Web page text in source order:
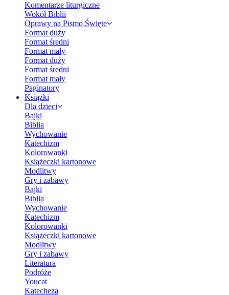
Komentarze liturgiczne
Wokół Biblii
Oprawy na Pismo Święte
Format duży
Format średni
Format mały
Format duży
Format średni
Format mały
Paginatory
Książki
Dla dzieci
Bajki
Biblia
Wychowanie
Katechizm
Kolorowanki
Książeczki kartonowe
Modlitwy
Gry i zabawy
Bajki
Biblia
Wychowanie
Katechizm
Kolorowanki
Książeczki kartonowe
Modlitwy
Gry i zabawy
Literatura
Podróże
Youcat
Katecheza